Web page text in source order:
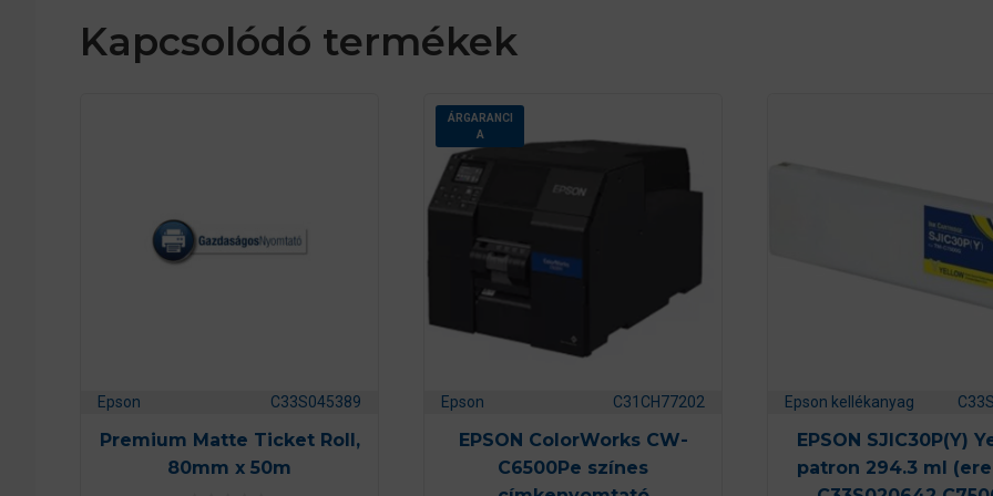
Kapcsolódó termékek
Epson C33S045389
Premium Matte Ticket Roll,
80mm x 50m
ÁRGARANCI
A
Epson C31CH77202
EPSON ColorWorks CW-
C6500Pe színes
Epson kellékanyag
EPSON SJIC30P(Y)
patron 294.3 ml